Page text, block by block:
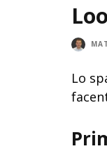
Lo